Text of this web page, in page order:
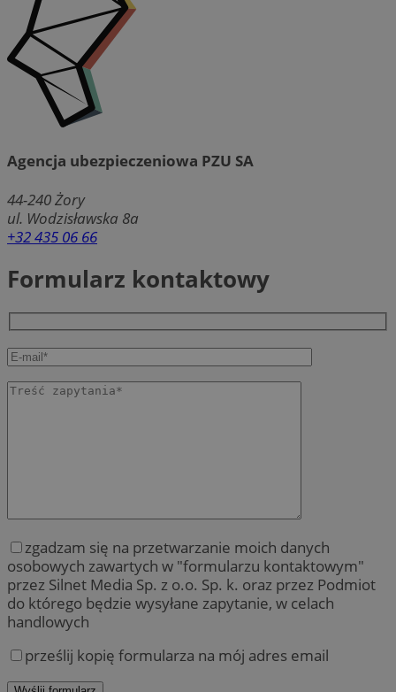
Agencja ubezpieczeniowa PZU SA
44-240Żory
ul. Wodzisławska 8a
+32 435 06 66
Formularz kontaktowy
zgadzam się na przetwarzanie moich danych
osobowych zawartych w "formularzu kontaktowym"
przez Silnet Media Sp. z o.o. Sp. k. oraz przez Podmiot
do którego będzie wysyłane zapytanie, w celach
handlowych
prześlij kopię formularza na mój adres email